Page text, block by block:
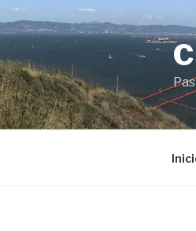
Saltar
al
contenido